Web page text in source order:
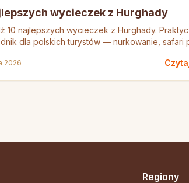
wycieczek z Hurghady
10 najlepszych wycieczek z Hurghady.
dla polskich turystów — nurkowanie, safari
2026
Regiony